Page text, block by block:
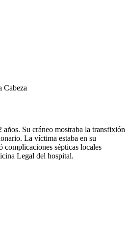
Cabeza
Su cráneo mostraba la transfixión
La víctima estaba en su
sépticas locales
Legal del hospital.